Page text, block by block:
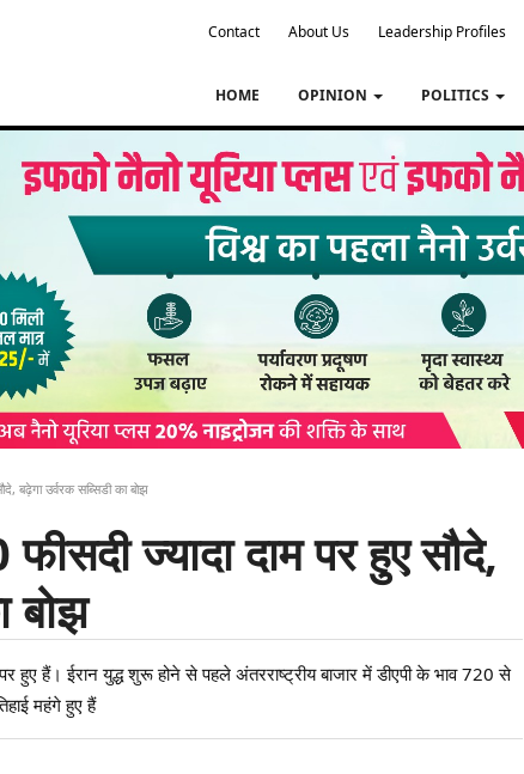
Contact About Us Leadership Profiles
HOME OPINION POLITICS
बढ़ेगा उर्वरक सब्सिडी का बोझ
ज्यादा दाम पर हुए सौदे,
बोझ
हैं। ईरान युद्ध शुरू होने से पहले अंतरराष्ट्रीय बाजार में डीएपी के भाव 720 से
महंगे हुए हैं